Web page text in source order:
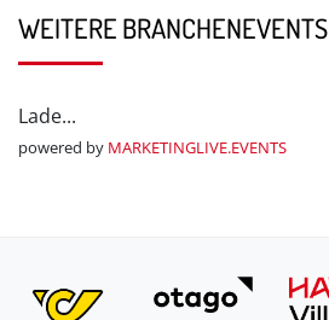
WEITERE BRANCHENEVENTS
Lade...
powered by MARKETINGLIVE.EVENTS